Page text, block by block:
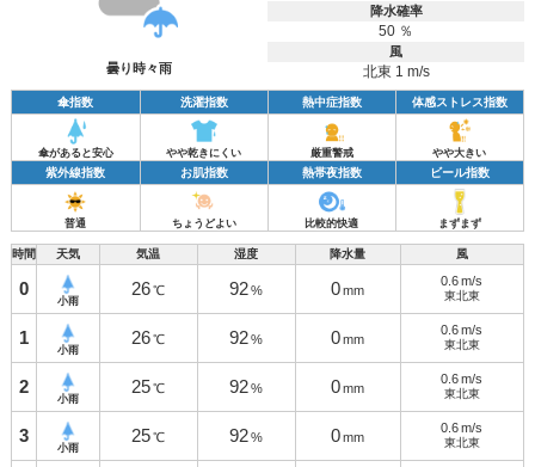
曇り時々雨
降水確率
50 ％
風
北東 1 m/s
傘指数 洗濯指数 熱中症指数 体感ストレス指数
傘があると安心 やや乾きにくい 厳重警戒 やや大きい
紫外線指数 お肌指数 熱帯夜指数 ビール指数
普通 ちょうどよい 比較的快適 まずまず
時間 天気 気温 湿度 降水量 風
0
小雨
26 ℃ 92 % 0 mm
0.6 m/s
東北東
1
小雨
26 ℃ 92 % 0 mm
0.6 m/s
東北東
2
小雨
25 ℃ 92 % 0 mm
0.6 m/s
東北東
3
小雨
25 ℃ 92 % 0 mm
0.6 m/s
東北東